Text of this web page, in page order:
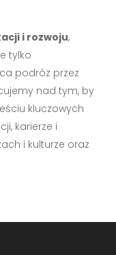
i rozwoju,
tylko
podróż przez
nad tym, by
kluczowych
karierze i
i kulturze oraz